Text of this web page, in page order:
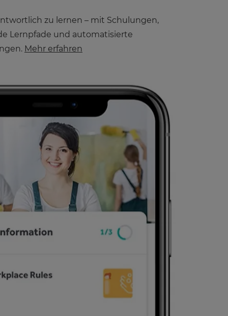
zu lernen – mit Schulungen,
Lernpfade und automatisierte
Mehr erfahren